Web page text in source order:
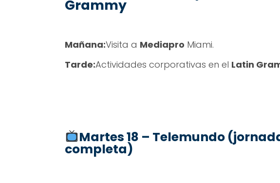
Grammy
Mañana:Visita a Mediapro Miami.
Tarde:Actividades corporativas en el Latin
Martes 18 – Telemundo
completa)